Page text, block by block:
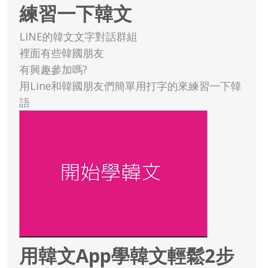
練習一下韓文
LINE的韓文文字對話群組
裡面有些韓國朋友
有興趣參加嗎?
用Line和韓國朋友們簡單用打字的來練習一下韓
語
用韓文App學韓文輕鬆2步